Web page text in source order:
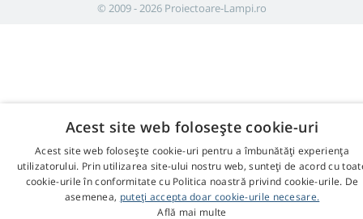
© 2009 - 2026 Proiectoare-Lampi.ro
Acest site web folosește cookie-uri
Acest site web folosește cookie-uri pentru a îmbunătăți experiența
utilizatorului. Prin utilizarea site-ului nostru web, sunteți de acord cu
cookie-urile în conformitate cu Politica noastră privind cookie-urile. De
asemenea, puteți accepta doar cookie-urile necesare.
Află mai multe